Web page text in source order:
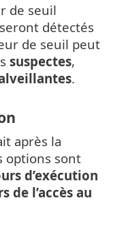
de seuil
détectés
de seuil peut
suspectes,
.
après la
options sont
d’exécution
de l’accès au